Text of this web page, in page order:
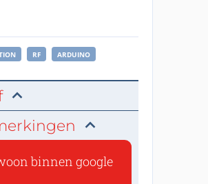
RF ARDUINO
binnen google